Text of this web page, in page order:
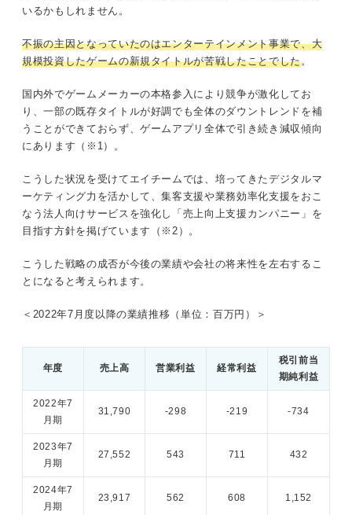
いるかもしれません。
不振の主因となっていたのはエンターテインメント事業で、大
規模投資したゲームの新規タイトルが苦戦したことでした。
国内外でゲームメーカーの本格参入により競争が激化してお
り、一部の既存タイトルが好調でも全体のダウントレンドを補
うことができておらず、ゲームアプリ全体で引き続き減収傾向
にあります（※1）。
こうした状況を受けてエイチームでは、培ってきたデジタルマ
ーケティング力を活かして、集客支援や業務効率化支援をおこ
なう法人向けサービスを強化し「売上向上支援カンパニー」を
目指す方針を掲げています（※2）。
こうした戦略の成否が今後の業績や会社の将来性を左右するこ
とになると考えられます。
＜2022年7月度以降の業績推移（単位：百万円）＞
年度 売上高 営業利益 経常利益
税引前当
期純利益
2022年7
月期
31,790 -298 -219 -734
2023年7
月期
27,552 543 711 432
2024年7
月期
23,917 562 608 1,152